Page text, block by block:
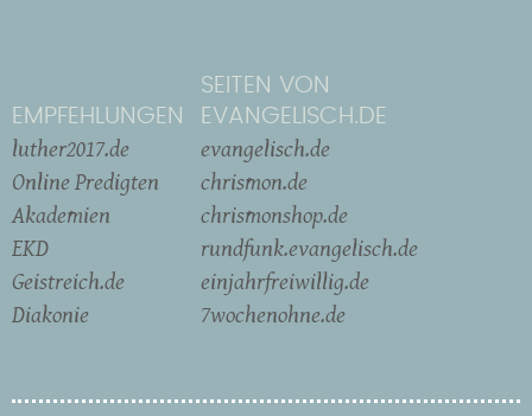
EMPFEHLUNGEN
luther2017.de
Online Predigten
Akademien
EKD
Geistreich.de
Diakonie
SEITEN VON
EVANGELISCH.DE
evangelisch.de
chrismon.de
chrismonshop.de
rundfunk.evangelisch.de
einjahrfreiwillig.de
7wochenohne.de